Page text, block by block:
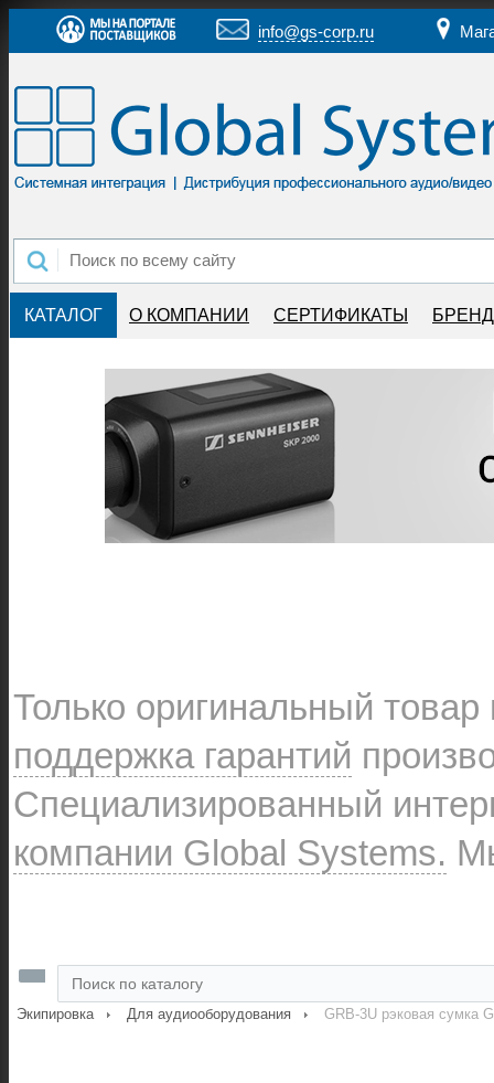
info@gs-corp.ru
КАТАЛОГ О КОМПАНИИ СЕРТИФИКАТЫ
Только оригинальный
поддержка гарантий
Специализированный
компании Global Systems.
Экипировка Для аудиооборудования GRB-3U рэковая сумка